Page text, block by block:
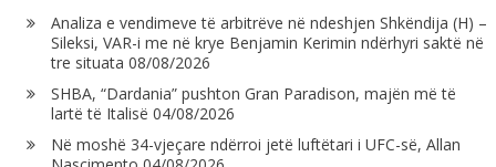
Analiza e vendimeve të arbitrëve në ndeshjen Shkëndija (H) –
Sileksi, VAR-i me në krye Benjamin Kerimin ndërhyri saktë në
tre situata 08/08/2026
SHBA, “Dardania” pushton Gran Paradison, majën më të
lartë të Italisë 04/08/2026
Në moshë 34-vjeçare ndërroi jetë luftëtari i UFC-së, Allan